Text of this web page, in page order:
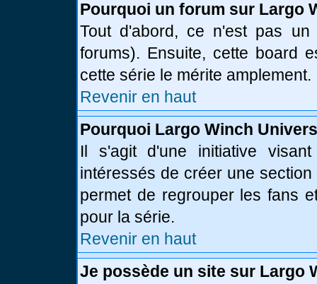
Pourquoi un forum sur Largo
Tout d'abord, ce n'est pas un
forums). Ensuite, cette board
cette série le mérite amplement.
Revenir en haut
Pourquoi Largo Winch
Il s'agit d'une initiative
intéressés de créer une
permet de regrouper les fans
pour la série.
Revenir en haut
Je possède un site sur Largo